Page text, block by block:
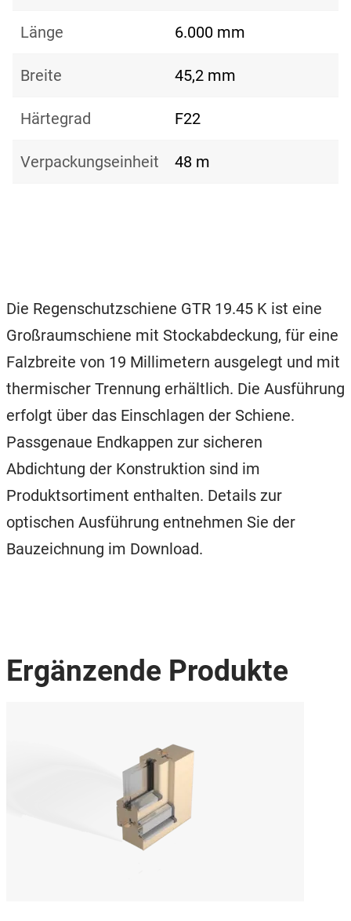
Länge 6.000 mm
Breite 45,2 mm
Härtegrad F22
Verpackungseinheit 48 m
Die Regenschutzschiene GTR 19.45 K ist eine
Großraumschiene mit Stockabdeckung, für eine
Falzbreite von 19 Millimetern ausgelegt und mit
thermischer Trennung erhältlich. Die Ausführung
erfolgt über das Einschlagen der Schiene.
Passgenaue Endkappen zur sicheren
Abdichtung der Konstruktion sind im
Produktsortiment enthalten. Details zur
optischen Ausführung entnehmen Sie der
Bauzeichnung im Download.
Ergänzende Produkte